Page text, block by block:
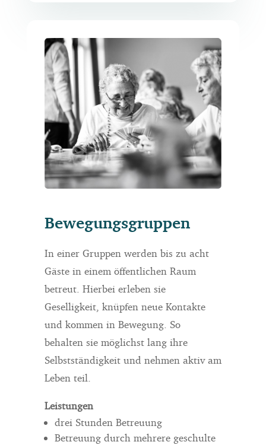
Bewegungsgruppen
In einer Gruppen werden bis zu acht
Gäste in einem öffentlichen Raum
betreut. Hierbei erleben sie
Geselligkeit, knüpfen neue Kontakte
und kommen in Bewegung. So
behalten sie möglichst lang ihre
Selbstständigkeit und nehmen aktiv am
Leben teil.
Leistungen
drei Stunden Betreuung
Betreuung durch mehrere geschulte